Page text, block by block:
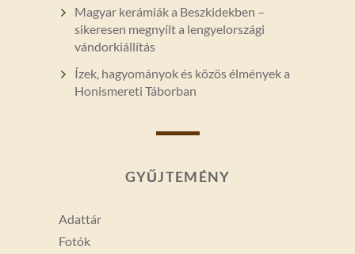
Magyar kerámiák a Beszkidekben –
sikeresen megnyílt a lengyelországi
vándorkiállítás
Ízek, hagyományok és közös élmények a
Honismereti Táborban
GYŰJTEMÉNY
Adattár
Fotók